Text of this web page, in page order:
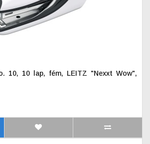
10, 10 lap, fém, LEITZ "Nexxt Wow",